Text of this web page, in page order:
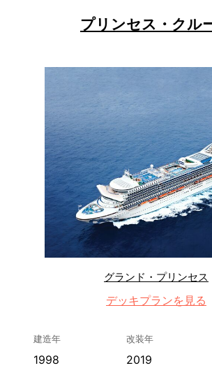
プリンセス・クル
グランド・プリンセス
デッキプランを見る
建造年
1998
改装年
2019